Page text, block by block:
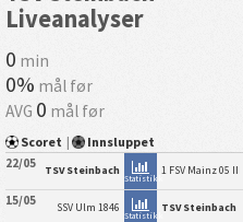
Liveanalyser
0 min
0% mål før
AVG 0 mål før
Scoret | Innsluppet
22/05 TSV Steinbach
Statistikk
1 FSV Mainz 05 II
15/05 SSV Ulm 1846
Statistikk
TSV Steinbach